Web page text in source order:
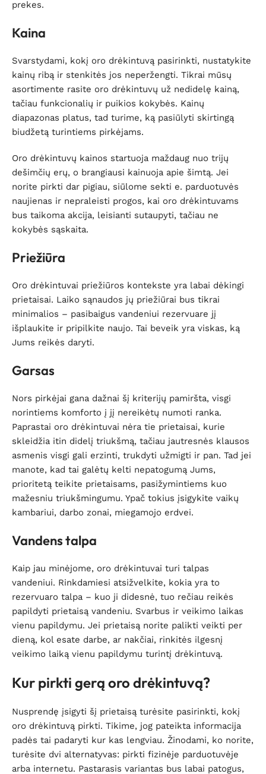
prekes.
Kaina
Svarstydami, kokį oro drėkintuvą pasirinkti, nustatykite
kainų ribą ir stenkitės jos neperžengti. Tikrai mūsų
asortimente rasite oro drėkintuvų už nedidelę kainą,
tačiau funkcionalių ir puikios kokybės. Kainų
diapazonas platus, tad turime, ką pasiūlyti skirtingą
biudžetą turintiems pirkėjams.
Oro drėkintuvų kainos startuoja maždaug nuo trijų
dešimčių erų, o brangiausi kainuoja apie šimtą. Jei
norite pirkti dar pigiau, siūlome sekti e. parduotuvės
naujienas ir nepraleisti progos, kai oro drėkintuvams
bus taikoma akcija, leisianti sutaupyti, tačiau ne
kokybės sąskaita.
Priežiūra
Oro drėkintuvai priežiūros kontekste yra labai dėkingi
prietaisai. Laiko sąnaudos jų priežiūrai bus tikrai
minimalios – pasibaigus vandeniui rezervuare jį
išplaukite ir pripilkite naujo. Tai beveik yra viskas, ką
Jums reikės daryti.
Garsas
Nors pirkėjai gana dažnai šį kriterijų pamiršta, visgi
norintiems komforto į jį nereikėtų numoti ranka.
Paprastai oro drėkintuvai nėra tie prietaisai, kurie
skleidžia itin didelį triukšmą, tačiau jautresnės klausos
asmenis visgi gali erzinti, trukdyti užmigti ir pan. Tad jei
manote, kad tai galėtų kelti nepatogumą Jums,
prioritetą teikite prietaisams, pasižymintiems kuo
mažesniu triukšmingumu. Ypač tokius įsigykite vaikų
kambariui, darbo zonai, miegamojo erdvei.
Vandens talpa
Kaip jau minėjome, oro drėkintuvai turi talpas
vandeniui. Rinkdamiesi atsižvelkite, kokia yra to
rezervuaro talpa – kuo ji didesnė, tuo rečiau reikės
papildyti prietaisą vandeniu. Svarbus ir veikimo laikas
vienu papildymu. Jei prietaisą norite palikti veikti per
dieną, kol esate darbe, ar nakčiai, rinkitės ilgesnį
veikimo laiką vienu papildymu turintį drėkintuvą.
Kur pirkti gerą oro drėkintuvą?
Nusprendę įsigyti šį prietaisą turėsite pasirinkti, kokį
oro drėkintuvą pirkti. Tikime, jog pateikta informacija
padės tai padaryti kur kas lengviau. Žinodami, ko norite,
turėsite dvi alternatyvas: pirkti fizinėje parduotuvėje
arba internetu. Pastarasis variantas bus labai patogus,